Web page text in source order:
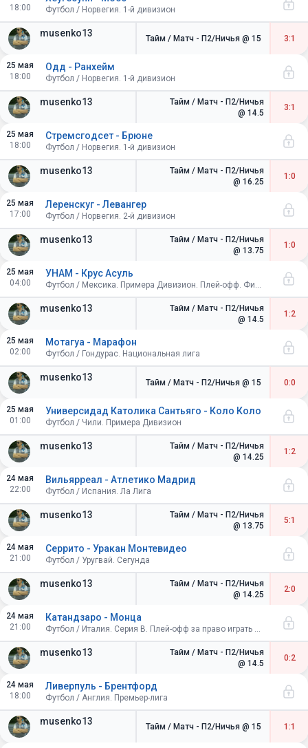
18:00
musenko13
Футбол / Норвегия. 1-й дивизион
Тайм / Матч - П2/Ничья @ 15 3:1
25 мая
18:00
musenko13
Одд - Ранхейм
Футбол / Норвегия. 1-й дивизион
Тайм / Матч - П2/Ничья
@ 14.5
3:1
25 мая
18:00
musenko13
Стремсгодсет - Брюне
Футбол / Норвегия. 1-й дивизион
Тайм / Матч - П2/Ничья
@ 16.25
1:0
25 мая
17:00
musenko13
Леренскуг - Левангер
Футбол / Норвегия. 2-й дивизион
Тайм / Матч - П2/Ничья
@ 13.75
1:0
25 мая
04:00
musenko13
УНАМ - Крус Асуль
Футбол / Мексика. Примера Дивизион. Плей-офф. Финал. Ответный матч
Тайм / Матч - П2/Ничья
@ 14.5
1:2
25 мая
02:00
musenko13
Мотагуа - Марафон
Футбол / Гондурас. Национальная лига
Тайм / Матч - П2/Ничья @ 15 0:0
25 мая
01:00
musenko13
Универсидад Католика Сантьяго - Коло Коло
Футбол / Чили. Примера Дивизион
Тайм / Матч - П2/Ничья
@ 14.25
1:2
24 мая
22:00
musenko13
Вильярреал - Атлетико Мадрид
Футбол / Испания. Ла Лига
Тайм / Матч - П2/Ничья
@ 13.75
5:1
24 мая
21:00
musenko13
Серрито - Уракан Монтевидео
Футбол / Уругвай. Сегунда
Тайм / Матч - П2/Ничья
@ 14.25
2:0
24 мая
21:00
musenko13
Катандзаро - Монца
Футбол / Италия. Серия B. Плей-офф за право играть в Серии A. Финал. Первый матч
Тайм / Матч - П2/Ничья
@ 14.5
0:2
24 мая
18:00
musenko13
Ливерпуль - Брентфорд
Футбол / Англия. Премьер-лига
Тайм / Матч - П2/Ничья @ 15 1:1